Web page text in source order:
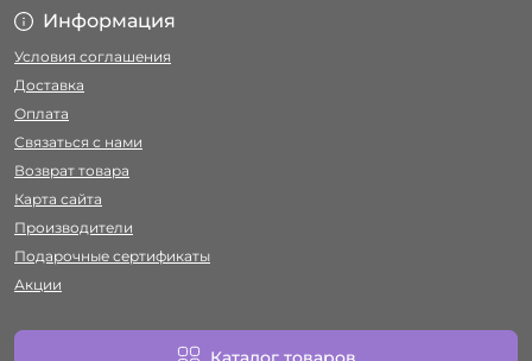
Информация
Условия соглашения
Доставка
Оплата
Связаться с нами
Возврат товара
Карта сайта
Производители
Подарочные сертификаты
Акции